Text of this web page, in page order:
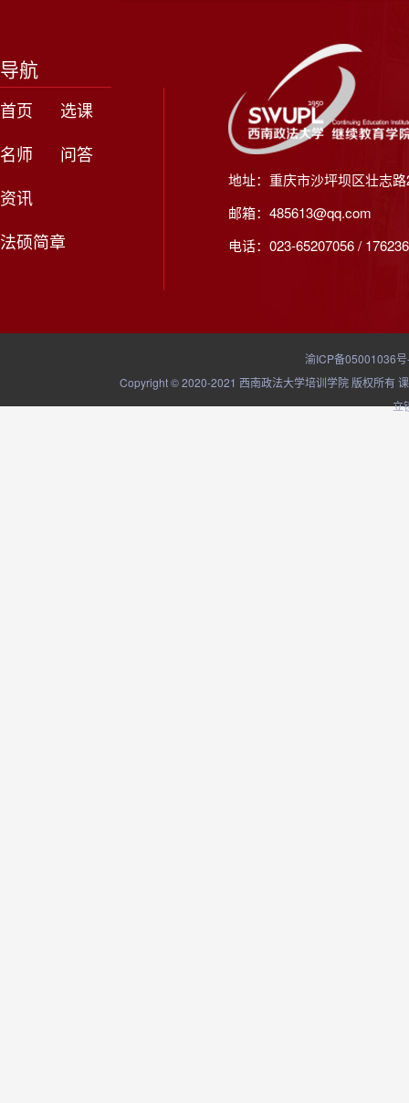
导航
首页
选课
名师
问答
资讯
法硕简章
地址：重庆市沙坪坝区壮志
邮箱：485613@qq.com
电话：023-65207056 /
渝ICP备05001036
Copyright © 2020-2021 西南政法大学培训学院 版权所有
立